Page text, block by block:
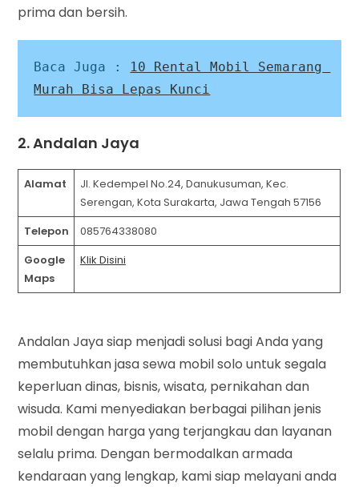
prima dan bersih.
Baca Juga : 10 Rental Mobil Semarang
Murah Bisa Lepas Kunci
2. Andalan Jaya
Alamat
Jl. Kedempel No.24, Danukusuman, Kec.
Serengan, Kota Surakarta, Jawa Tengah 57156
Telepon
085764338080
Google
Maps
Klik Disini
Andalan Jaya siap menjadi solusi bagi Anda yang
membutuhkan jasa sewa mobil solo untuk segala
keperluan dinas, bisnis, wisata, pernikahan dan
wisuda. Kami menyediakan berbagai pilihan jenis
mobil dengan harga yang terjangkau dan layanan
selalu prima. Dengan bermodalkan armada
kendaraan yang lengkap, kami siap melayani anda